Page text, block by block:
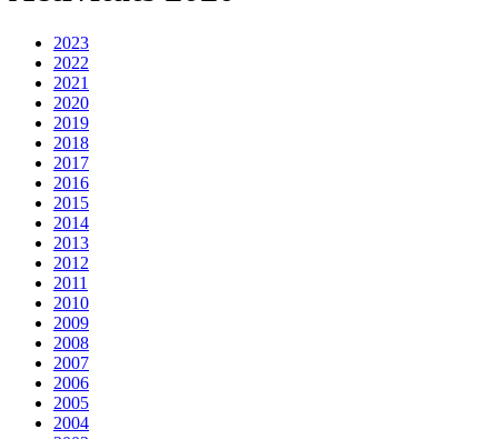
2023
2022
2021
2020
2019
2018
2017
2016
2015
2014
2013
2012
2011
2010
2009
2008
2007
2006
2005
2004